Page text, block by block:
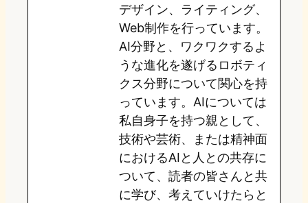
d
o
n
y
o
o
k
a
デザイン、ライティング、
Web制作を行っています。
AI分野と、ワクワクするよ
うな進化を遂げるロボティ
クス分野について関心を持
っています。AIについては
私自身子を持つ親として、
技術や芸術、または精神面
におけるAIと人との共存に
ついて、読者の皆さんと共
に学び、考えていけたらと